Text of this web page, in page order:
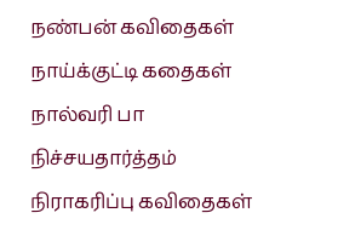
நண்பன் கவிதைகள்
நாய்க்குட்டி கதைகள்
நால்வரி பா
நிச்சயதார்த்தம்
நிராகரிப்பு கவிதைகள்